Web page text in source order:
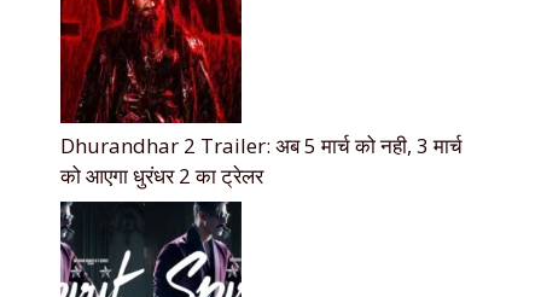
Dhurandhar 2 Trailer: अब 5 मार्च को नही, 3 मार्च
को आएगा धुरंधर 2 का ट्रेलर